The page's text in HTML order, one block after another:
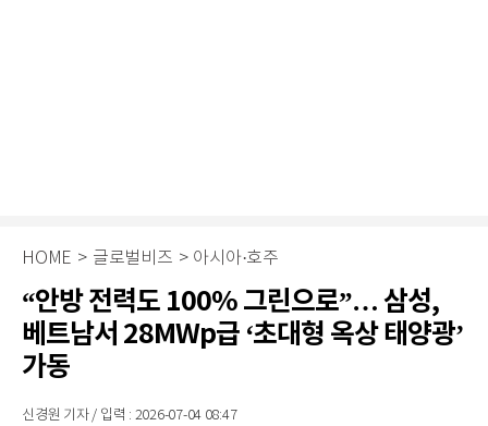
HOME > 글로벌비즈 > 아시아·호주
“안방 전력도 100% 그린으로”… 삼성,
베트남서 28MWp급 ‘초대형 옥상 태양광’
가동
신경원 기자 / 입력 : 2026-07-04 08:47